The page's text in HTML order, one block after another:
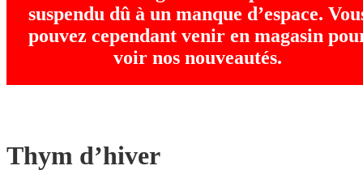
suspendu dû à un manque d’espace.
pouvez cependant venir en magasin
voir nos nouveautés.
Thym d’hiver